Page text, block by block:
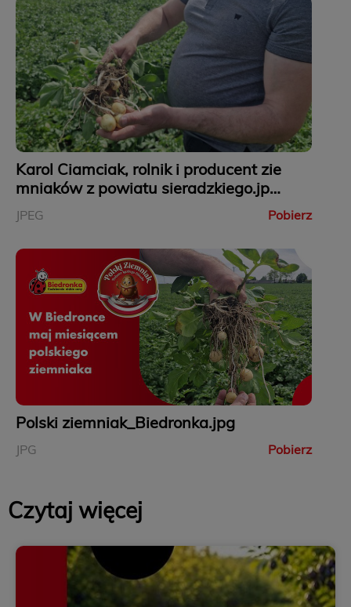
Karol Ciamciak, rolnik i producent zie
mniaków z powiatu sieradzkiego.jpe
g
JPEG Pobierz
Polski ziemniak_Biedronka.jpg
JPG Pobierz
Czytaj więcej